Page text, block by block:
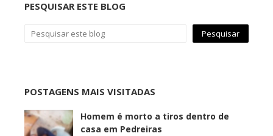
PESQUISAR ESTE BLOG
POSTAGENS MAIS VISITADAS
Homem é morto a tiros dentro de
casa em Pedreiras